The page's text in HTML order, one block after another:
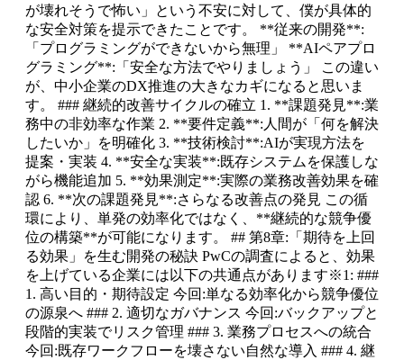
が壊れそうで怖い」という不安に対して、僕が具体的
な安全対策を提示できたことです。 **従来の開発**:
「プログラミングができないから無理」 **AIペアプロ
グラミング**:「安全な方法でやりましょう」 この違い
が、中小企業のDX推進の大きなカギになると思いま
す。 ### 継続的改善サイクルの確立 1. **課題発見**:業
務中の非効率な作業 2. **要件定義**:人間が「何を解決
したいか」を明確化 3. **技術検討**:AIが実現方法を
提案・実装 4. **安全な実装**:既存システムを保護しな
がら機能追加 5. **効果測定**:実際の業務改善効果を確
認 6. **次の課題発見**:さらなる改善点の発見 この循
環により、単発の効率化ではなく、**継続的な競争優
位の構築**が可能になります。 ## 第8章:「期待を上回
る効果」を生む開発の秘訣 PwCの調査によると、効果
を上げている企業には以下の共通点があります※1: ###
1. 高い目的・期待設定 今回:単なる効率化から競争優位
の源泉へ ### 2. 適切なガバナンス 今回:バックアップと
段階的実装でリスク管理 ### 3. 業務プロセスへの統合
今回:既存ワークフローを壊さない自然な導入 ### 4. 継